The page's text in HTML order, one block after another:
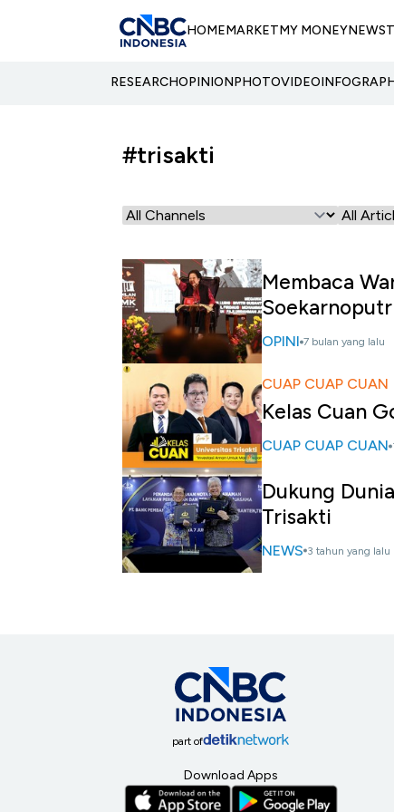
HOMEMARKETMY MONEYNEWS
RESEARCHOPINIONPHOTOVIDEO
#trisakti
Membaca
OPINI 7 bulan yang lalu
CUAP CUAP CUAN
Kelas Cuan
CUAP CUAP CUAN
Dukung
Trisakti
NEWS 3 tahun yang lalu
part of
Download Apps